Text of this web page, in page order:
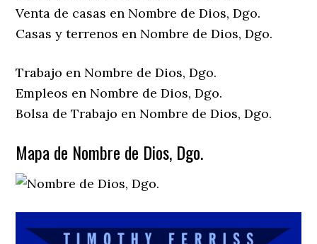
Venta de casas en Nombre de Dios, Dgo.
Casas y terrenos en Nombre de Dios, Dgo.
Trabajo en Nombre de Dios, Dgo.
Empleos en Nombre de Dios, Dgo.
Bolsa de Trabajo en Nombre de Dios, Dgo.
Mapa de Nombre de Dios, Dgo.